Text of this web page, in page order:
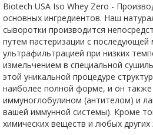
Biotech USA Iso Whey Zero -
основных ингредиентов. Наш
сыворотки производится
путем пастеризации с последующей
ультрафильтрацией при низких
измельчением в специальной
этой уникальной процедуре
наиболее полной форме, и он
иммуноглобулином (антителом) и
вашей иммунной системы). Кроме
химических веществ и любых других